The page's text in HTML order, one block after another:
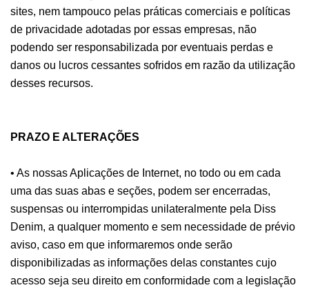
sites, nem tampouco pelas práticas comerciais e políticas
de privacidade adotadas por essas empresas, não
podendo ser responsabilizada por eventuais perdas e
danos ou lucros cessantes sofridos em razão da utilização
desses recursos.
PRAZO E ALTERAÇÕES
• As nossas Aplicações de Internet, no todo ou em cada
uma das suas abas e seções, podem ser encerradas,
suspensas ou interrompidas unilateralmente pela Diss
Denim, a qualquer momento e sem necessidade de prévio
aviso, caso em que informaremos onde serão
disponibilizadas as informações delas constantes cujo
acesso seja seu direito em conformidade com a legislação